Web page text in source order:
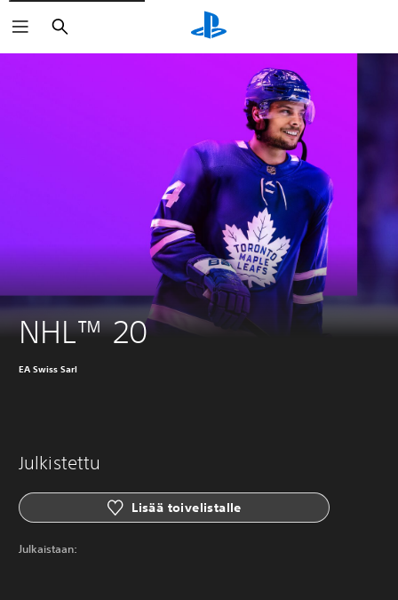
Haku
NHL™ 20
EA Swiss Sarl
Julkistettu
Lisää toivelistalle
Julkaistaan: